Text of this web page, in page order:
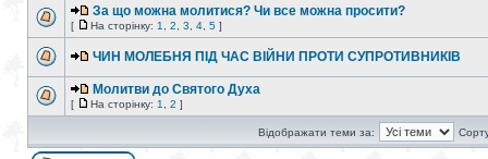
За що можна молитися? Чи все можна просити?
[ На сторінку: 1 2 3 4 5 ]
ЧИН МОЛЕБНЯ ПIД ЧАС ВІЙНИ ПРОТИ СУПРОТИВНИКІВ
Молитви до Святого Духа
[ На сторінку: 1 2 ]
Відображати теми за: